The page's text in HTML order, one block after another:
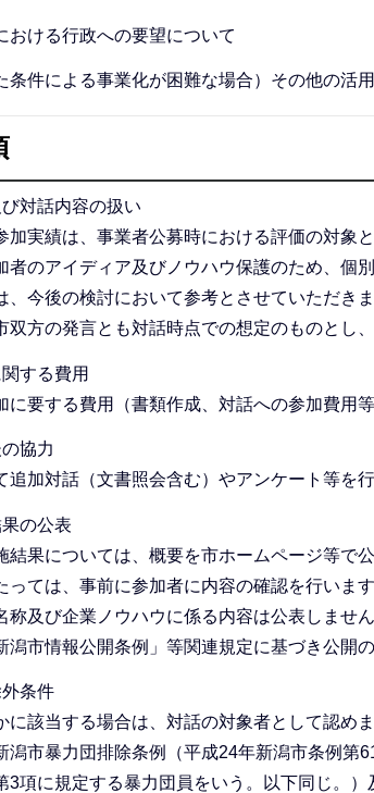
おける行政への要望について
条件による事業化が困難な場合）その他の活
び対話内容の扱い
加実績は、事業者公募時における評価の対象と
者のアイディア及びノウハウ保護のため、個別
、今後の検討において参考とさせていただきま
双方の発言とも対話時点での想定のものとし
する費用
に要する費用（書類作成、対話への参加費用
協力
追加対話（文書照会含む）やアンケート等を
果の公表
結果については、概要を市ホームページ等で公
っては、事前に参加者に内容の確認を行います
称及び企業ノウハウに係る内容は公表しません
潟市情報公開条例」等関連規定に基づき公開
外条件
に該当する場合は、対話の対象者として認めま
潟市暴力団排除条例（平成24年新潟市条例第
3項に規定する暴力団員をいう。以下同じ。